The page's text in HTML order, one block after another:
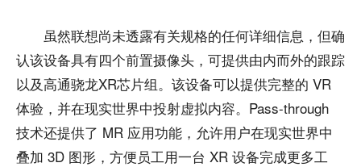
虽然联想尚未透露有关规格的任何详细信息，但确
认该设备具有四个前置摄像头，可提供由内而外的跟踪
以及高通骁龙XR芯片组。该设备可以提供完整的 VR
体验，并在现实世界中投射虚拟内容。Pass-through
技术还提供了 MR 应用功能，允许用户在现实世界中
叠加 3D 图形，方便员工用一台 XR 设备完成更多工